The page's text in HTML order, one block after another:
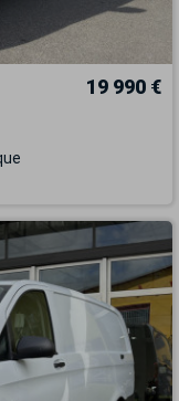
19 990 €